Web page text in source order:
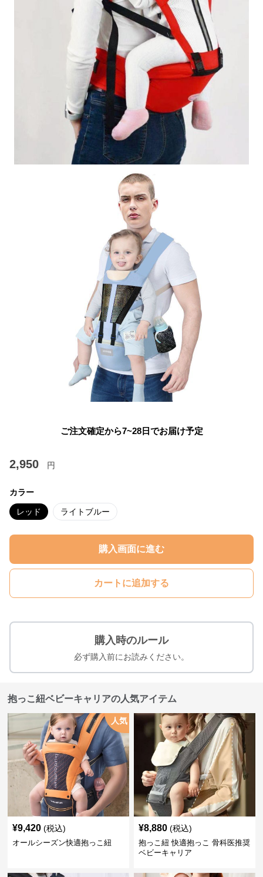
ご注文確定から7~28日でお届け予定
2,950 円
カラー
レッド ライトブルー
購入画面に進む
カートに追加する
購入時のルール
必ず購入前にお読みください。
抱っこ紐ベビーキャリアの人気アイテム
人気
¥9,420 (税込)
オールシーズン快適抱っこ紐
¥8,880 (税込)
抱っこ紐 快適抱っこ 骨科医推奨
ベビーキャリア